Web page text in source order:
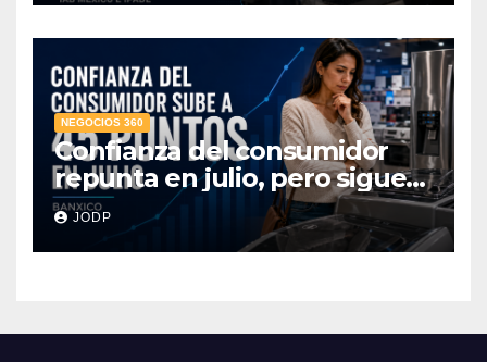
NEGOCIOS 360
Confianza del consumidor
repunta en julio, pero sigue
por debajo de 2025: Banxico
JODP